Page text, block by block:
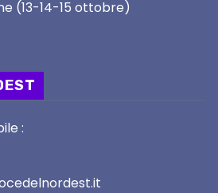
(13-14-15 ottobre)
: